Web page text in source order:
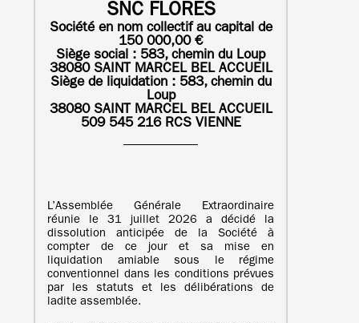
SNC FLORES
Société en nom collectif au capital de
150 000,00 €
Siège social : 583, chemin du Loup
38080 SAINT MARCEL BEL ACCUEIL
Siège de liquidation : 583, chemin du
Loup
38080 SAINT MARCEL BEL ACCUEIL
509 545 216 RCS VIENNE
L’Assemblée Générale Extraordinaire
réunie le 31 juillet 2026 a décidé la
dissolution anticipée de la Société à
compter de ce jour et sa mise en
liquidation amiable sous le régime
conventionnel dans les conditions prévues
par les statuts et les délibérations de
ladite assemblée.